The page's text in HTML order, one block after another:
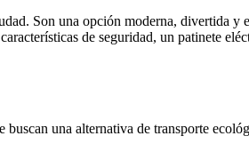
Son una opción moderna, divertida
de seguridad, un patinete
una alternativa de transporte